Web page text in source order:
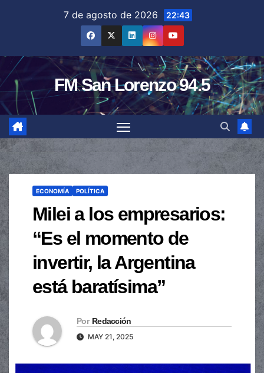
7 de agosto de 2026 22:43
FM San Lorenzo 94.5
ECONOMÍA POLÍTICA
Milei a los empresarios:
“Es el momento de
invertir, la Argentina
está baratísima”
Por Redacción
MAY 21, 2025